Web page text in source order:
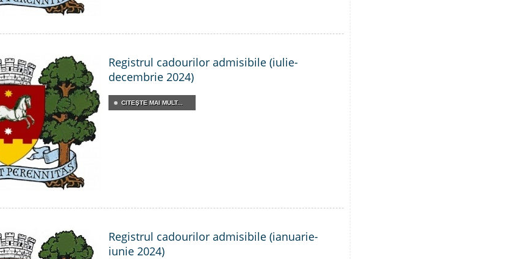
Registrul cadourilor admisibile (iulie-
decembrie 2024)
CITEŞTE MAI MULT...
Registrul cadourilor admisibile (ianuarie-
iunie 2024)